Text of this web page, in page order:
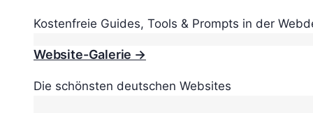
Kostenfreie Guides, Tools & Prompts in der
Website-Galerie →
Die schönsten deutschen Websites